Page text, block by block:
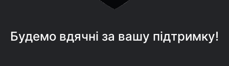
Будемо вдячні за вашу підтримку!